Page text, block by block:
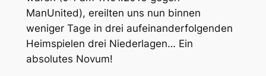
ManUnited), ereilten uns nun binnen
weniger Tage in drei aufeinanderfolgenden
Heimspielen drei Niederlagen… Ein
absolutes Novum!